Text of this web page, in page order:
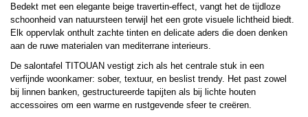
Bedekt met een elegante beige travertin-effect, vangt het de tijdloze
schoonheid van natuursteen terwijl het een grote visuele lichtheid biedt.
Elk oppervlak onthult zachte tinten en delicate aders die doen denken
aan de ruwe materialen van mediterrane interieurs.
De salontafel TITOUAN vestigt zich als het centrale stuk in een
verfijnde woonkamer: sober, textuur, en beslist trendy. Het past zowel
bij linnen banken, gestructureerde tapijten als bij lichte houten
accessoires om een warme en rustgevende sfeer te creëren.